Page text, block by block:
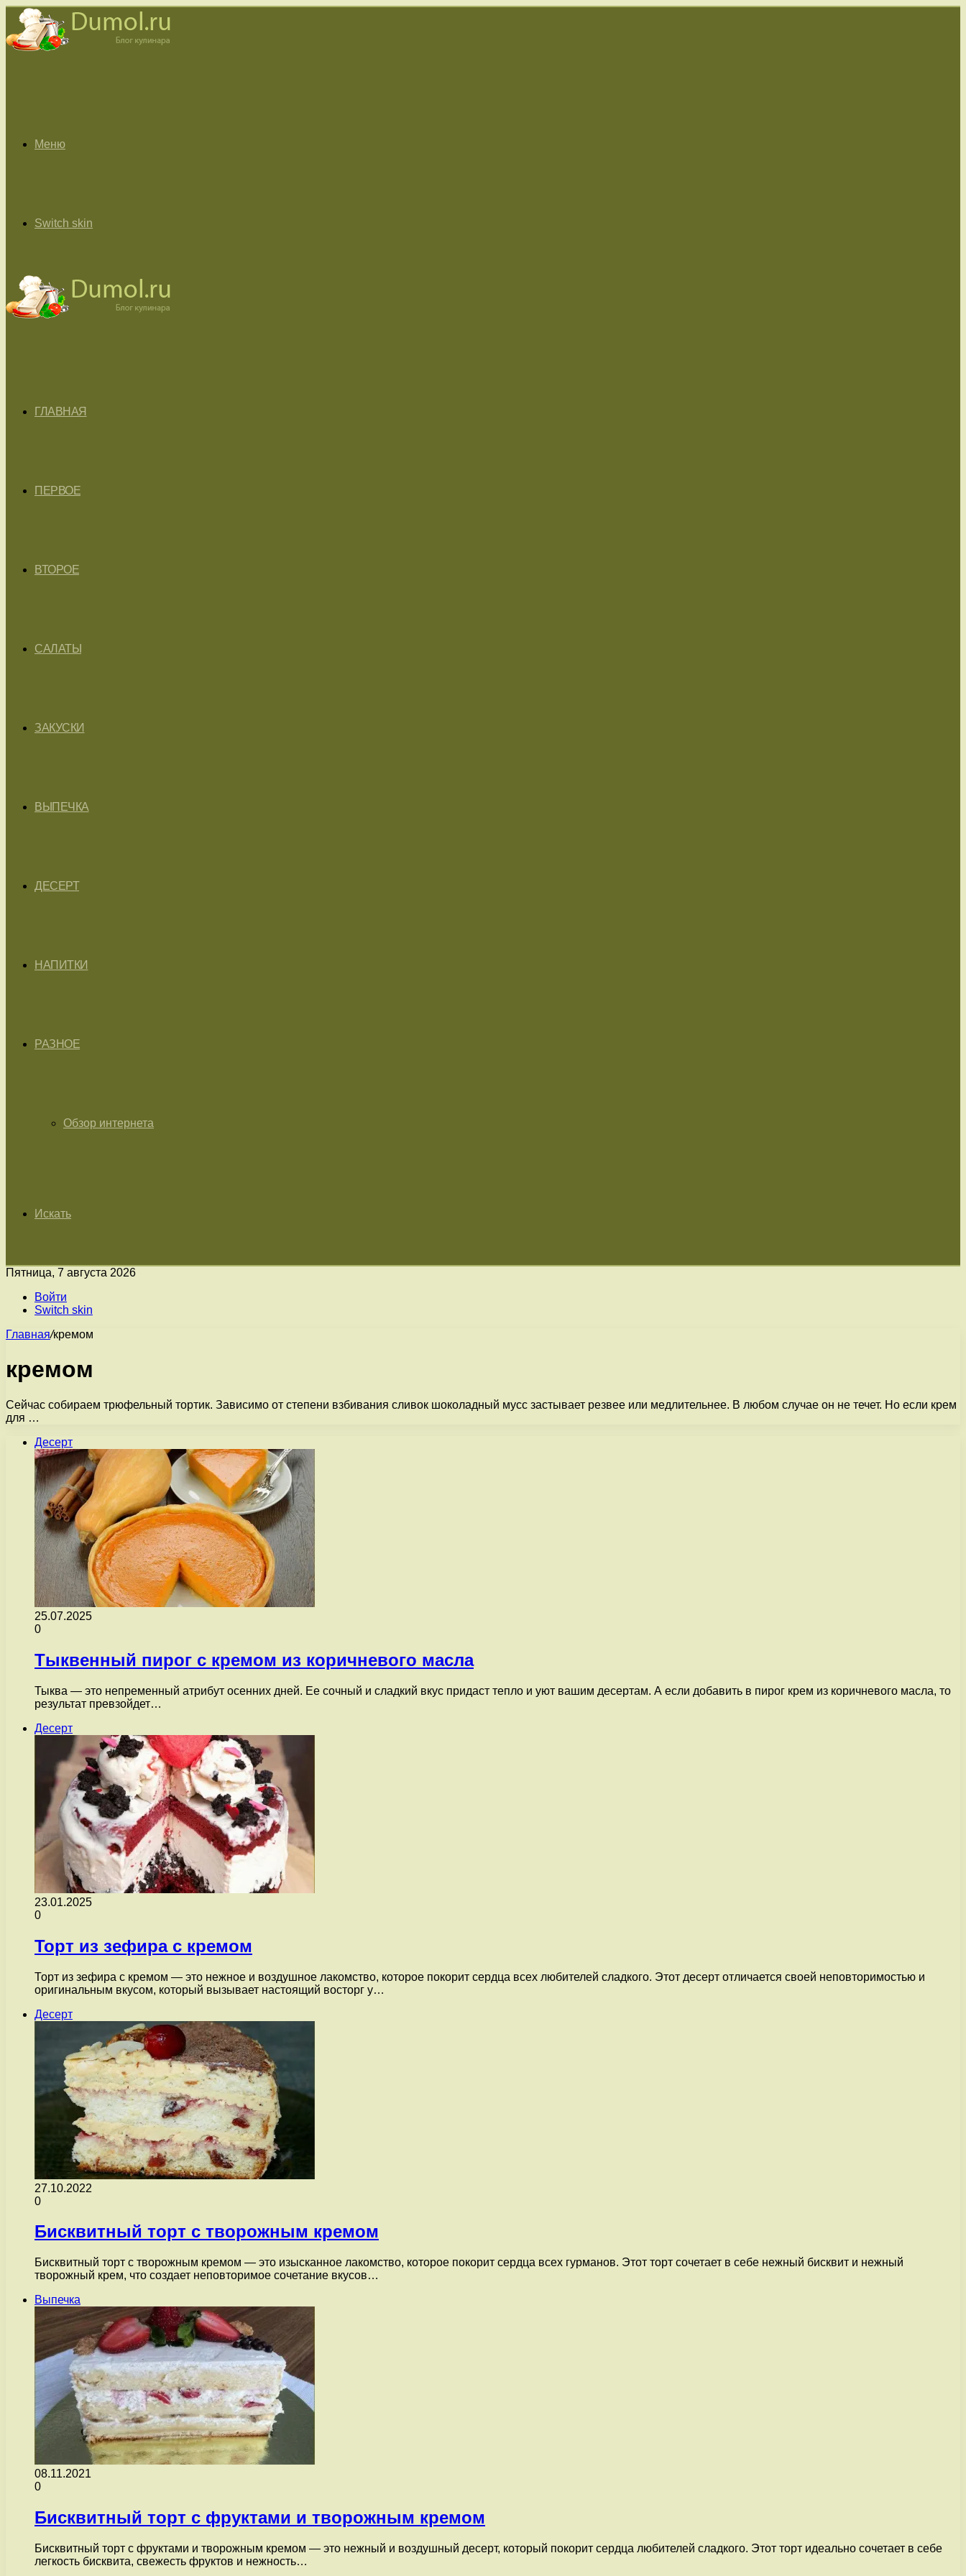
Меню
Switch skin
ГЛАВНАЯ
ПЕРВОЕ
ВТОРОЕ
САЛАТЫ
ЗАКУСКИ
ВЫПЕЧКА
ДЕСЕРТ
НАПИТКИ
РАЗНОЕ
Обзор интернета
Искать
Пятница, 7 августа 2026
Войти
Switch skin
Главная/кремом
кремом
Сейчас собираем трюфельный тортик. Зависимо от степени взбивания сливок шоколадный мусс застывает резвее или медлительнее. В любом случае он не течет. Но если крем
для …
Десерт
25.07.2025
0
Тыквенный пирог с кремом из коричневого масла
Тыква — это непременный атрибут осенних дней. Ее сочный и сладкий вкус придаст тепло и уют вашим десертам. А если добавить в пирог крем из коричневого масла, то
результат превзойдет…
Десерт
23.01.2025
0
Торт из зефира с кремом
Торт из зефира с кремом — это нежное и воздушное лакомство, которое покорит сердца всех любителей сладкого. Этот десерт отличается своей неповторимостью и
оригинальным вкусом, который вызывает настоящий восторг у…
Десерт
27.10.2022
0
Бисквитный торт с творожным кремом
Бисквитный торт с творожным кремом — это изысканное лакомство, которое покорит сердца всех гурманов. Этот торт сочетает в себе нежный бисквит и нежный
творожный крем, что создает неповторимое сочетание вкусов…
Выпечка
08.11.2021
0
Бисквитный торт с фруктами и творожным кремом
Бисквитный торт с фруктами и творожным кремом — это нежный и воздушный десерт, который покорит сердца любителей сладкого. Этот торт идеально сочетает в себе
легкость бисквита, свежесть фруктов и нежность…